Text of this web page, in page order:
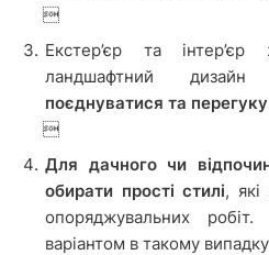

Екстер’єр та
ландшафтний
поєднуватися та

Для дачного чи
обирати прості стилі,
опоряджувальних
варіантом в такому